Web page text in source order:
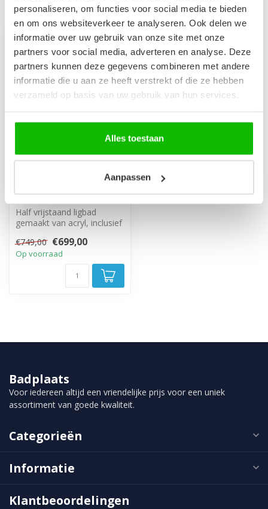
personaliseren, om functies voor social media te bieden
en om ons websiteverkeer te analyseren. Ook delen we
informatie over uw gebruik van onze site met onze
partners voor social media, adverteren en analyse. Deze
partners kunnen deze gegevens combineren met andere
informatie die u aan ze heeft verstrekt of die ze hebben
verzameld op basis van uw gebruik van hun services.
Alles toestaan
Aanpassen
Recent bekeken
Half vrijstaand ligbad
Hanoi 170 x 80 x 58 cm
- wit
Half vrijstaand ligbad
gemaakt van acryl, inclusief
€749,00 €699,00
Op voorraad
Badplaats
Voor iedereen altijd een vriendelijke prijs voor een uniek
assortiment van goede kwaliteit.
Categorieën
Informatie
Klantbeoordelingen